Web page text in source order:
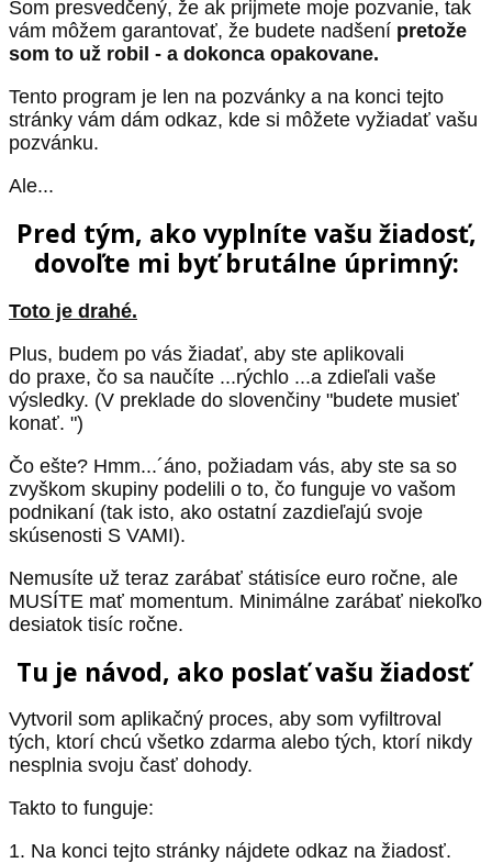
Som presvedčený, že ak prijmete moje pozvanie, tak
vám môžem garantovať, že budete nadšení pretože
som to už robil - a dokonca opakovane.
Tento program je len na pozvánky a na konci tejto
stránky vám dám odkaz, kde si môžete vyžiadať vašu
pozvánku.
Ale...
Pred tým, ako vyplníte vašu žiadosť,
dovoľte mi byť brutálne úprimný:
Toto je drahé.
Plus, budem po vás žiadať, aby ste aplikovali
do praxe, čo sa naučíte ...rýchlo ...a zdieľali vaše
výsledky. (V preklade do slovenčiny "budete musieť
konať. ")
Čo ešte? Hmm...´áno, požiadam vás, aby ste sa so
zvyškom skupiny podelili o to, čo funguje vo vašom
podnikaní (tak isto, ako ostatní zazdieľajú svoje
skúsenosti S VAMI).
Nemusíte už teraz zarábať státisíce euro ročne, ale
MUSÍTE mať momentum. Minimálne zarábať niekoľko
desiatok tisíc ročne.
Tu je návod, ako poslať vašu žiadosť
Vytvoril som aplikačný proces, aby som vyfiltroval
tých, ktorí chcú všetko zdarma alebo tých, ktorí nikdy
nesplnia svoju časť dohody.
Takto to funguje:
1. Na konci tejto stránky nájdete odkaz na žiadosť.